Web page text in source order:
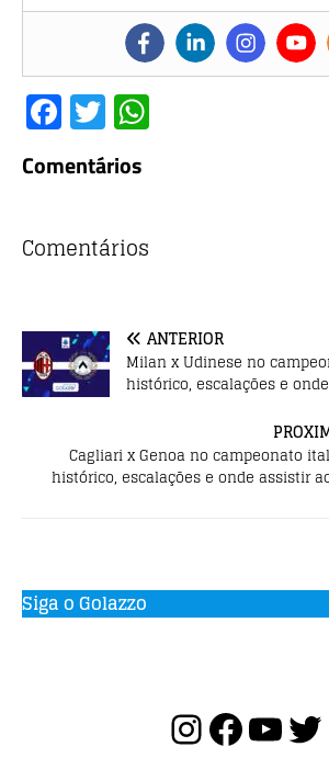
F
a
c
b
o
k
T
w
it
r
p
Comentários
Comentários
ANTERIOR
Milan x Udinese no
histórico, escalações e
Cagliari x Genoa no campeonato
histórico, escalações e onde assistir
Siga o Golazzo